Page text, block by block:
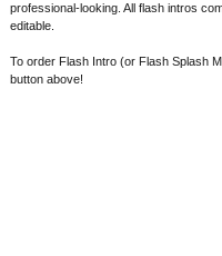
professional-looking. All flash intros
editable.
To order Flash Intro (or Flash Splash
button above!